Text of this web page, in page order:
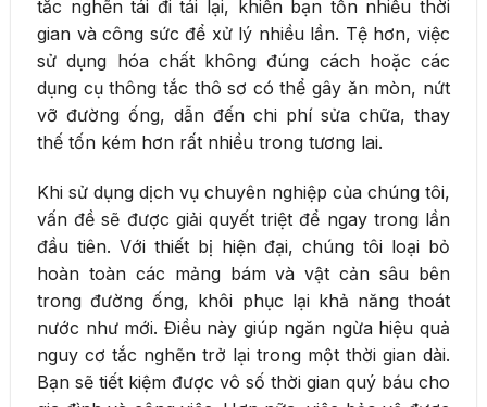
tắc nghẽn tái đi tái lại, khiến bạn tốn nhiều thời
gian và công sức để xử lý nhiều lần. Tệ hơn, việc
sử dụng hóa chất không đúng cách hoặc các
dụng cụ thông tắc thô sơ có thể gây ăn mòn, nứt
vỡ đường ống, dẫn đến chi phí sửa chữa, thay
thế tốn kém hơn rất nhiều trong tương lai.
Khi sử dụng dịch vụ chuyên nghiệp của chúng tôi,
vấn đề sẽ được giải quyết triệt để ngay trong lần
đầu tiên. Với thiết bị hiện đại, chúng tôi loại bỏ
hoàn toàn các mảng bám và vật cản sâu bên
trong đường ống, khôi phục lại khả năng thoát
nước như mới. Điều này giúp ngăn ngừa hiệu quả
nguy cơ tắc nghẽn trở lại trong một thời gian dài.
Bạn sẽ tiết kiệm được vô số thời gian quý báu cho